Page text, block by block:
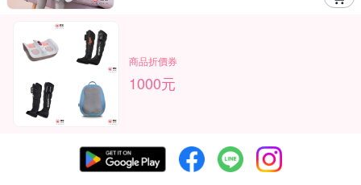
商品折價券
1000元